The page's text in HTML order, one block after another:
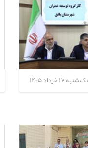
یک شنبه 17 خرداد 1405